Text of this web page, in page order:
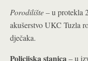
Porodilište– u protekla
akušerstvo UKC Tuzla
dječaka.
Policijska stanica– u